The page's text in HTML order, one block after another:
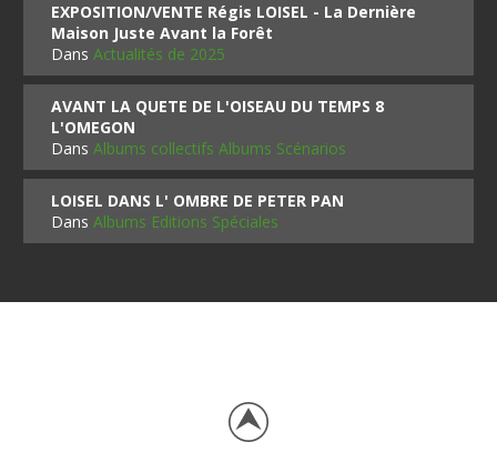
EXPOSITION/VENTE Régis LOISEL - La Dernière
Maison Juste Avant la Forêt
DansActualités de 2025
AVANT LA QUETE DE L'OISEAU DU TEMPS 8
L'OMEGON
DansAlbums collectifs Albums Scénarios
LOISEL DANS L' OMBRE DE PETER PAN
DansAlbums Editions Spéciales